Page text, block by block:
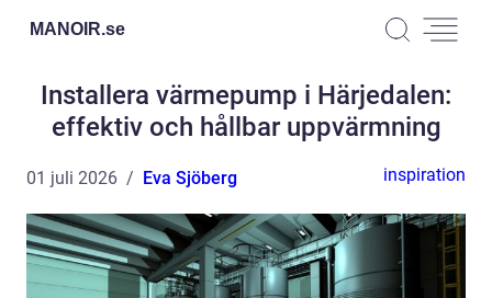
MANOIR.se
Installera värmepump i Härjedalen:
effektiv och hållbar uppvärmning
01 juli 2026 Eva Sjöberg inspiration